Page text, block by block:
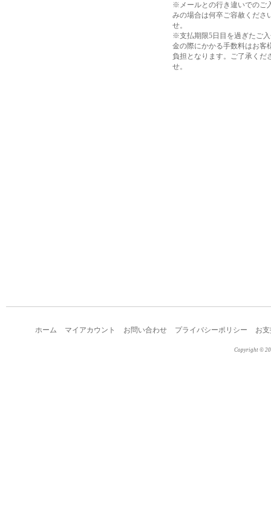
※メールとの行き違いでのご
みの場合は何卒ご容赦くださ
せ。
※支払期限5日目を過ぎたご
金の際にかかる手数料はお客
負担となります。ご了承くだ
せ。
ホーム マイアカウント お問い合わせ プライバシーポリシー お
Copyright ©